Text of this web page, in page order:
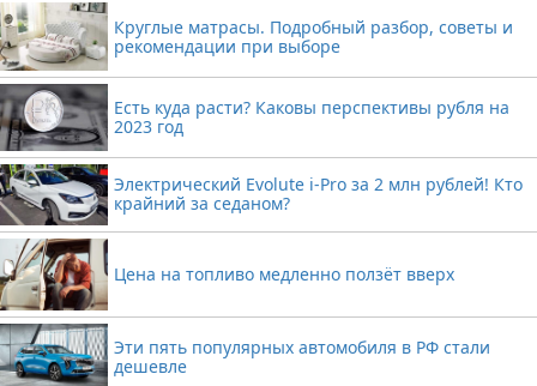
Круглые матрасы. Подробный разбор, советы и
рекомендации при выборе
Есть куда расти? Каковы перспективы рубля на
2023 год
Электрический Evolute i-Pro за 2 млн рублей! Кто
крайний за седаном?
Цена на топливо медленно ползёт вверх
Эти пять популярных автомобиля в РФ стали
дешевле